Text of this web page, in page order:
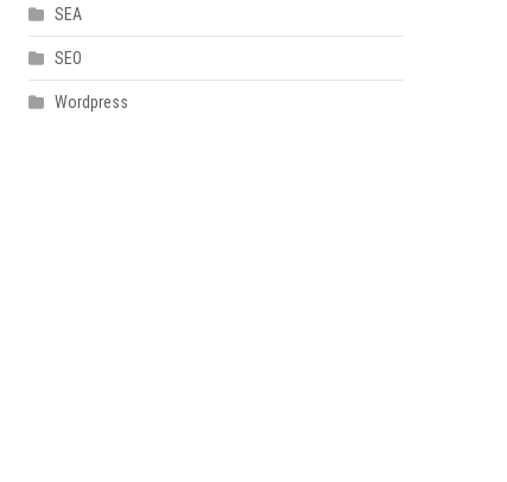
SEA
SEO
Wordpress